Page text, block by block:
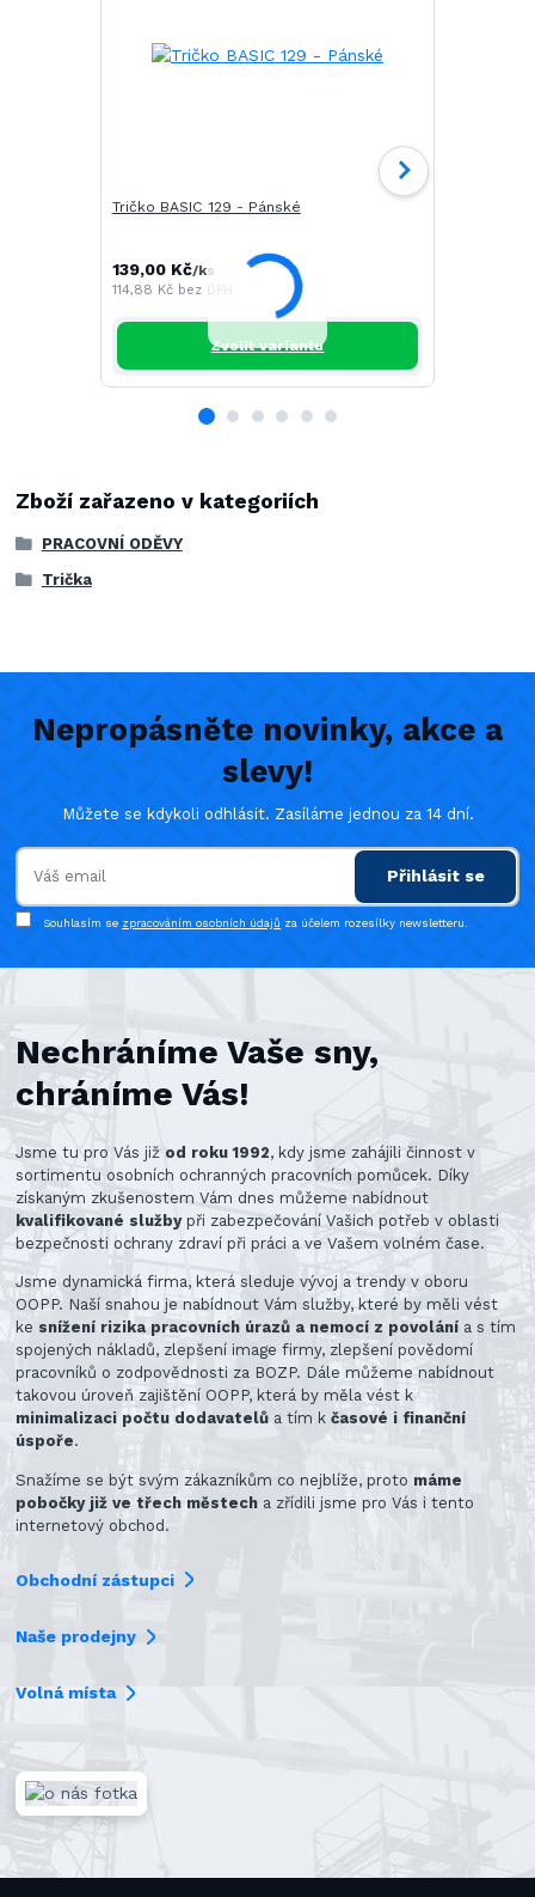
Tričko BASIC 129 - Pánské
139,00 Kč/ks
114,88 Kč bez DPH
Zvolit variantu
Zboží zařazeno v kategoriích
PRACOVNÍ ODĚVY
Trička
Nepropásněte novinky, akce a
slevy!
Můžete se kdykoli odhlásit. Zasíláme jednou za 14 dní.
Přihlásit se
Souhlasím se zpracováním osobních údajů za účelem rozesílky newsletteru.
Nechráníme Vaše sny,
chráníme Vás!
Jsme tu pro Vás již od roku 1992, kdy jsme zahájili činnost v
sortimentu osobních ochranných pracovních pomůcek. Díky
získaným zkušenostem Vám dnes můžeme nabídnout
kvalifikované službypři zabezpečování Vašich potřeb v oblasti
bezpečnosti ochrany zdraví při práci a ve Vašem volném čase.
Jsme dynamická firma, která sleduje vývoj a trendy v oboru
OOPP. Naší snahou je nabídnout Vám služby, které by měli vést
ke snížení rizika pracovních úrazů a nemocí z povolání a s tím
spojených nákladů, zlepšení image firmy, zlepšení povědomí
pracovníků o zodpovědnosti za BOZP. Dále můžeme nabídnout
takovou úroveň zajištění OOPP, která by měla vést k
minimalizaci počtu dodavatelů a tím kčasové i finanční
úspoře.
Snažíme se být svým zákazníkům co nejblíže, proto máme
pobočky již ve třech městech a zřídili jsme pro Vás i tento
internetový obchod.
Obchodní zástupci
Naše prodejny
Volná místa